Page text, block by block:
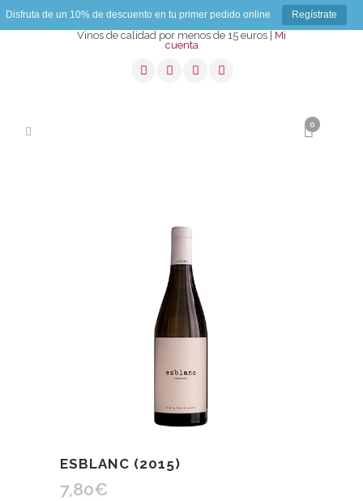
Disfruta de un 10% de descuento en tu primer pedido online Regístrate
Vinos de calidad por menos de 15 euros | Mi
cuenta
0
ESBLANC (2015)
7,80€